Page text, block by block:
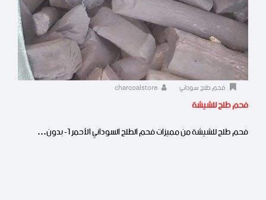
فحم طلح سوداني
فحم طلح للشيشة
فحم طلح للشيشة من مميزات فحم الطلح السوداني الأحمر 1- بدون…